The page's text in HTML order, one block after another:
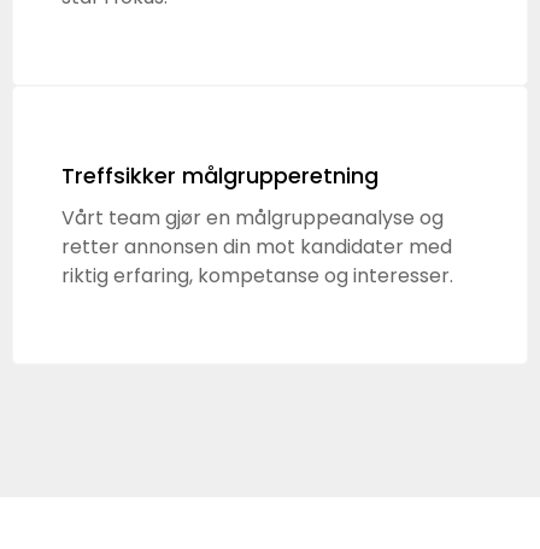
Treffsikker målgrupperetning
Vårt team gjør en målgruppeanalyse og
retter annonsen din mot kandidater med
riktig erfaring, kompetanse og interesser.